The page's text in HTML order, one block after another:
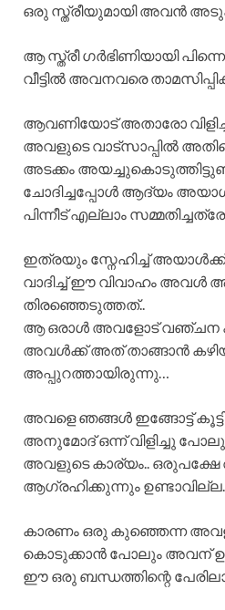
ഒരു സ്ത്രീയുമായി അവൻ
ആ സ്ത്രീ ഗർഭിണിയായി
വീട്ടിൽ അവനവരെ
ആവണിയോട് അതാരോ
അവളുടെ വാട്സാപ്പിൽ
അടക്കം
ചോദിച്ചപ്പോൾ ആദ്യം അയാൾ
പിന്നീട് എല്ലാം
ഇത്രയും സ്നേഹിച്ച്
വാദിച്ച് ഈ വിവാഹം അവൾ
തിരഞ്ഞെടുത്തത്..
ആ ഒരാൾ അവളോട് വഞ്ചന
അവൾക്ക് അത് താങ്ങാൻ
അപ്പുറത്തായിരുന്നു…
അവളെ ഞങ്ങൾ ഇങ്ങോട്ട്
അനുമോദ് ഒന്ന് വിളിച്ചു പോലും
അവളുടെ കാര്യം..
ആഗ്രഹിക്കുന്നും
കാരണം ഒരു കുഞ്ഞെന്ന
കൊടുക്കാൻ പോലും അവന്
ഈ ഒരു ബന്ധത്തിന്റെ